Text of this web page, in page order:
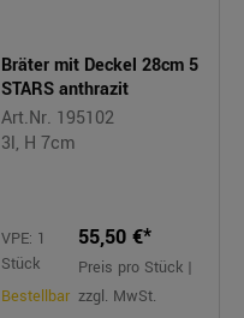
Bräter mit Deckel 28cm 5
STARS anthrazit
Art.Nr. 195102
3l, H 7cm
VPE: 1
Stück
Bestellbar
55,50 €*
Preis pro Stück |
zzgl. MwSt.